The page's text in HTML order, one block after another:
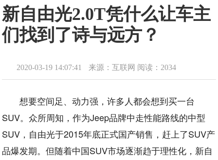
新自由光2.0T凭什么让车主
们找到了诗与远方？
2020-03-19 14:07:41 来源：互联网 阅读：2034
想要空间足、动力强，许多人都会想到买一台
SUV。众所周知，作为Jeep品牌中走性能路线的中型
SUV，自由光于2015年底正式国产销售，赶上了SUV产
品爆发期。但随着中国SUV市场逐渐趋于理性化，新自